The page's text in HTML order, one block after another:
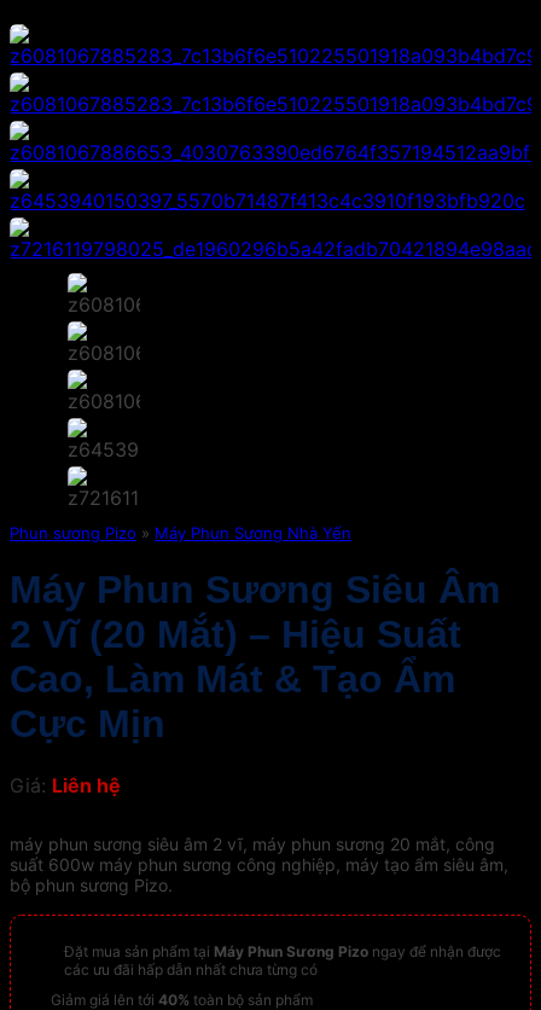
Phun sương Pizo » Máy Phun Sương Nhà Yến
Máy Phun Sương Siêu Âm
2 Vĩ (20 Mắt) – Hiệu Suất
Cao, Làm Mát & Tạo Ẩm
Cực Mịn
Giá: Liên hệ
máy phun sương siêu âm 2 vĩ, máy phun sương 20 mắt, công
suất 600w máy phun sương công nghiệp, máy tạo ẩm siêu âm,
bộ phun sương Pizo.
Đặt mua sản phẩm tại Máy Phun Sương Pizo ngay để nhận được
các ưu đãi hấp dẫn nhất chưa từng có
Giảm giá lên tới 40% toàn bộ sản phẩm